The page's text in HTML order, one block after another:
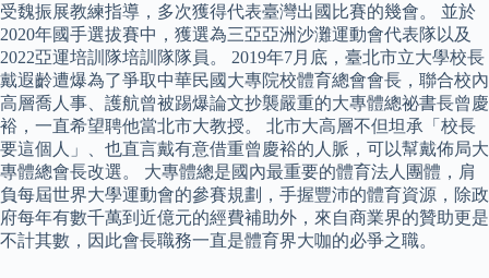
受魏振展教練指導，多次獲得代表臺灣出國比賽的幾會。 並於
2020年國手選拔賽中，獲選為三亞亞洲沙灘運動會代表隊以及
2022亞運培訓隊培訓隊隊員。 2019年7月底，臺北市立大學校長
戴遐齡遭爆為了爭取中華民國大專院校體育總會會長，聯合校內
高層喬人事、護航曾被踢爆論文抄襲嚴重的大專體總祕書長曾慶
裕，一直希望聘他當北市大教授。 北市大高層不但坦承「校長
要這個人」、也直言戴有意借重曾慶裕的人脈，可以幫戴佈局大
專體總會長改選。 大專體總是國內最重要的體育法人團體，肩
負每屆世界大學運動會的參賽規劃，手握豐沛的體育資源，除政
府每年有數千萬到近億元的經費補助外，來自商業界的贊助更是
不計其數，因此會長職務一直是體育界大咖的必爭之職。